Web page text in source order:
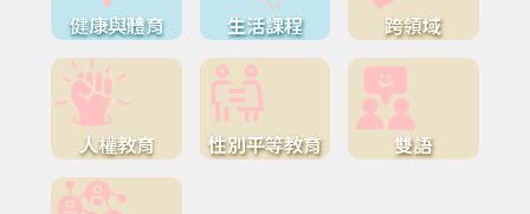
健康與體育 生活課程 跨領域
人權教育 性別平等教育 雙語